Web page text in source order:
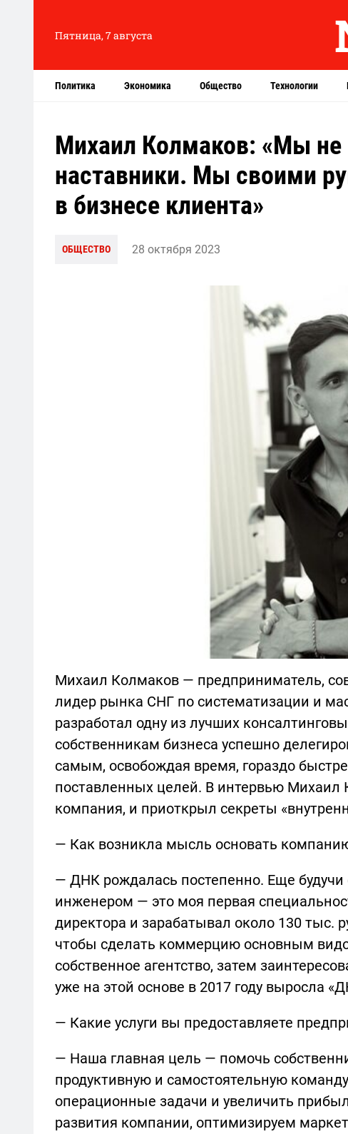
Пятница, 7 августа
Политика Экономика Общество Технологии
Михаил Колмаков: «Мы не
наставники. Мы своими
в бизнесе клиента»
ОБЩЕСТВО 28 октября 2023
Михаил Колмаков — предприниматель,
лидер рынка СНГ по систематизации и
разработал одну из лучших
собственникам бизнеса успешно
самым, освобождая время, гораздо
поставленных целей. В интервью Михаил
компания, и приоткрыл секреты
— Как возникла мысль основать
— ДНК рождалась постепенно. Еще будучи
инженером — это моя первая
директора и зарабатывал около 130 тыс.
чтобы сделать коммерцию основным
собственное агентство, затем
уже на этой основе в 2017 году выросла
— Какие услуги вы предоставляете
— Наша главная цель — помочь
продуктивную и самостоятельную
операционные задачи и увеличить
развития компании, оптимизируем